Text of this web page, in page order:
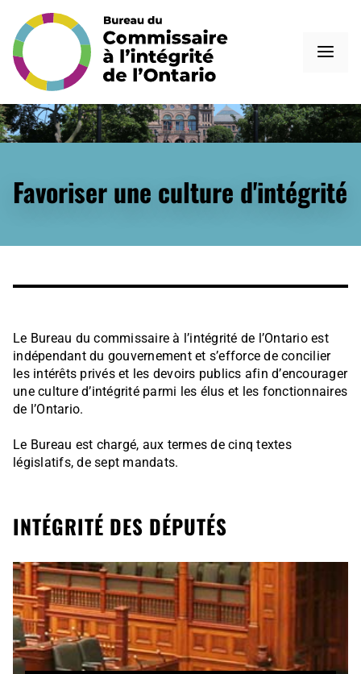
Favoriser une culture d'intégrité
Le Bureau du commissaire à l’intégrité de l’Ontario est
indépendant du gouvernement et s’efforce de concilier
les intérêts privés et les devoirs publics afin d’encourager
une culture d’intégrité parmi les élus et les fonctionnaires
de l’Ontario.
Le Bureau est chargé, aux termes de cinq textes
législatifs, de sept mandats.
INTÉGRITÉ DES DÉPUTÉS